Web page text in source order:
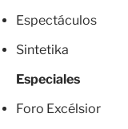
Espectáculos
Sintetika
Especiales
Foro Excélsior